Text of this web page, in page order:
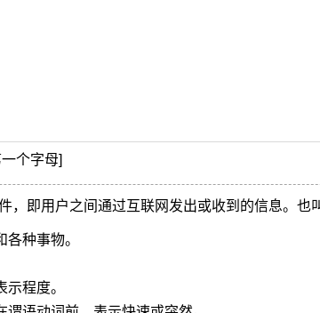
个字母]
，即用户之间通过互联网发出或收到的信息。也
种事物。
程度。